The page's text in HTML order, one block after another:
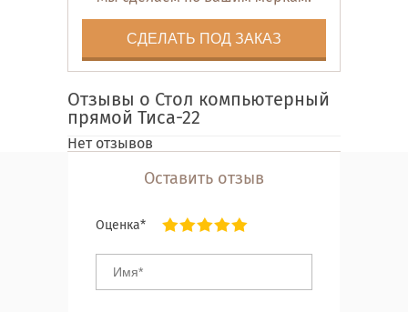
СДЕЛАТЬ ПОД ЗАКАЗ
Отзывы о Стол компьютерный
прямой Тиса-22
Нет отзывов
Оставить отзыв
Оценка*